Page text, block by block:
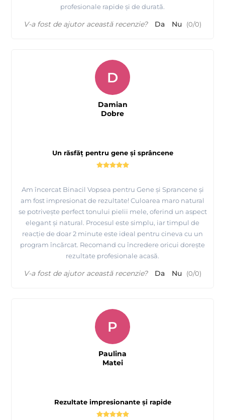
profesionale rapide și de durată.
V-a fost de ajutor această recenzie? Da Nu (0/0)
Un răsfăț pentru gene și sprâncene
Am încercat Binacil Vopsea pentru Gene și Sprancene și
am fost impresionat de rezultate! Culoarea maro natural
se potrivește perfect tonului pielii mele, oferind un aspect
elegant și natural. Procesul este simplu, iar timpul de
reacție de doar 2 minute este ideal pentru cineva cu un
program încărcat. Recomand cu încredere oricui dorește
rezultate profesionale acasă.
D
Damian
Dobre
V-a fost de ajutor această recenzie? Da Nu (0/0)
Rezultate impresionante și rapide
P
Paulina
Matei